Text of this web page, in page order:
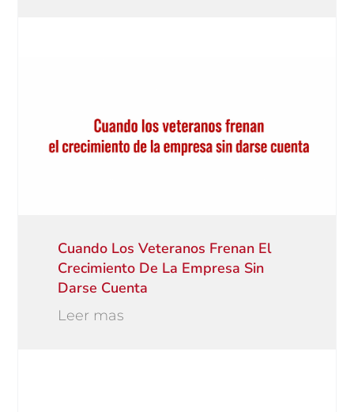
Cuando Los Veteranos Frenan El
Crecimiento De La Empresa Sin
Darse Cuenta
Leer mas